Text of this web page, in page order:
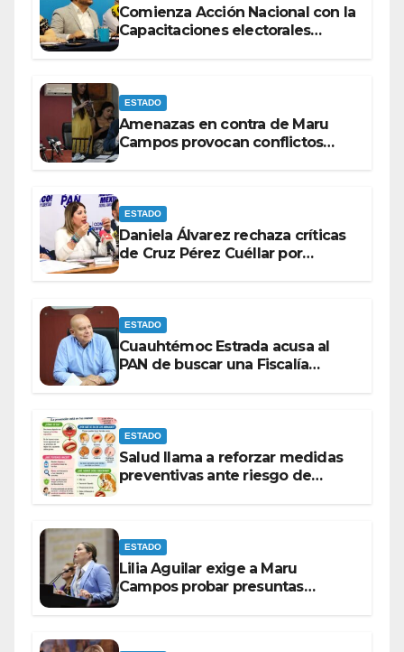
Comienza Acción Nacional con la
Capacitaciones electorales
ESTADO
Amenazas en contra de Maru
Campos provocan conflictos
ESTADO
Daniela Álvarez rechaza críticas
de Cruz Pérez Cuéllar por
ESTADO
Cuauhtémoc Estrada acusa al
PAN de buscar una Fiscalía
ESTADO
Salud llama a reforzar medidas
preventivas ante riesgo de
ESTADO
Lilia Aguilar exige a Maru
Campos probar presuntas